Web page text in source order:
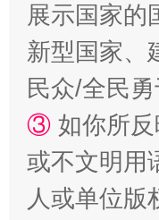
展示国家的
新型国家、
民众/全民
③ 如你所
或不文明用
人或单位版